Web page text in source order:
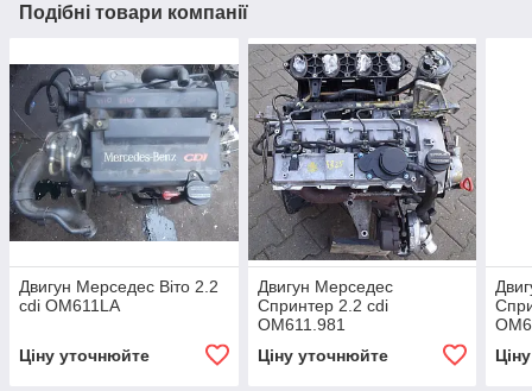
Подібні товари компанії
Двигун Мерседес Віто 2.2
cdi OM611LA
Ціну уточнюйте
Двигун Мерседес
Спринтер 2.2 cdi
OM611.981
Ціну уточнюйте